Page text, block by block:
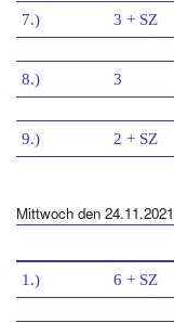
7.) 3 + SZ
8.) 3
9.) 2 + SZ
Mittwoch den 24.11.2021
1.) 6 + SZ